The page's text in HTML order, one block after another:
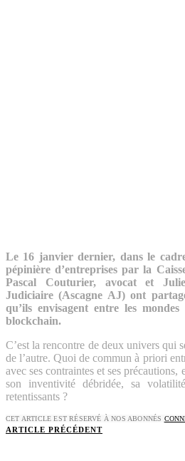
Le 16 janvier dernier, dans le
pépinière d’entreprises par la
Pascal Couturier, avocat et
Judiciaire (Ascagne AJ) ont
qu’ils envisagent entre les
blockchain.
C’est la rencontre de deux univers qui
de l’autre. Quoi de commun à priori
avec ses contraintes et ses
son inventivité débridée, sa
retentissants ?
CET ARTICLE EST RÉSERVÉ À NOS ABONNÉS
ARTICLE PRÉCÉDENT